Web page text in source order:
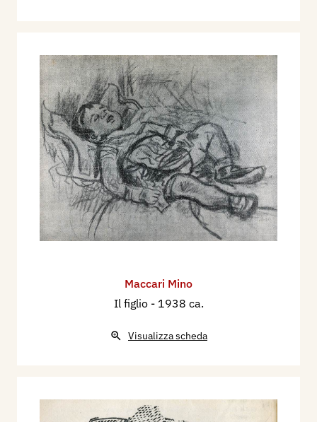
Maccari Mino
Il figlio - 1938 ca.
Visualizza scheda